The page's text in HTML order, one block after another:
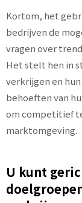
Kortom, het
bedrijven de
vragen over
Het stelt hen in
verkrijgen en
behoeften van
om competitief
marktomgeving.
U kunt